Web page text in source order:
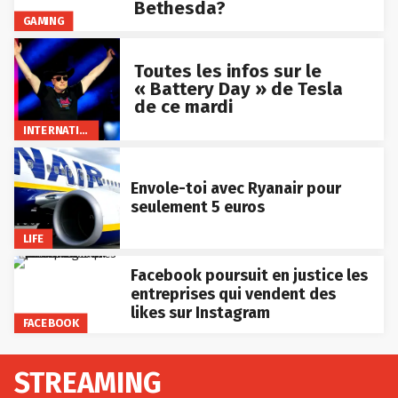
GAMING
Bethesda?
INTERNATIONAL
Toutes les infos sur le
« Battery Day » de Tesla
de ce mardi
LIFE
Envole-toi avec Ryanair pour
seulement 5 euros
FACEBOOK
Facebook poursuit en justice les
entreprises qui vendent des
likes sur Instagram
STREAMING